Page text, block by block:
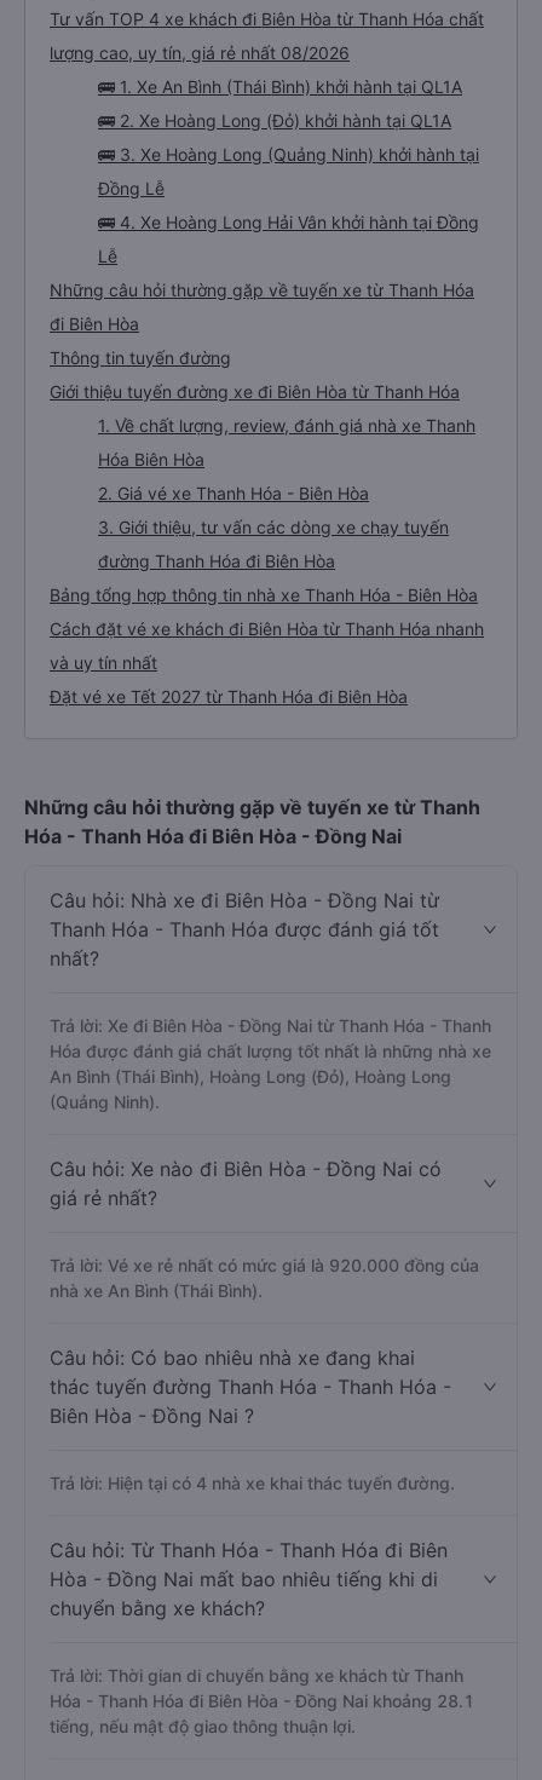
Tư vấn TOP 4 xe khách đi Biên Hòa từ Thanh Hóa chất
lượng cao, uy tín, giá rẻ nhất 08/2026
🚌 1. Xe An Bình (Thái Bình) khởi hành tại QL1A
🚌 2. Xe Hoàng Long (Đỏ) khởi hành tại QL1A
🚌 3. Xe Hoàng Long (Quảng Ninh) khởi hành tại
Đồng Lễ
🚌 4. Xe Hoàng Long Hải Vân khởi hành tại Đồng
Lễ
Những câu hỏi thường gặp về tuyến xe từ Thanh Hóa
đi Biên Hòa
Thông tin tuyến đường
Giới thiệu tuyến đường xe đi Biên Hòa từ Thanh Hóa
1. Về chất lượng, review, đánh giá nhà xe Thanh
Hóa Biên Hòa
2. Giá vé xe Thanh Hóa - Biên Hòa
3. Giới thiệu, tư vấn các dòng xe chạy tuyến
đường Thanh Hóa đi Biên Hòa
Bảng tổng hợp thông tin nhà xe Thanh Hóa - Biên Hòa
Cách đặt vé xe khách đi Biên Hòa từ Thanh Hóa nhanh
và uy tín nhất
Đặt vé xe Tết 2027 từ Thanh Hóa đi Biên Hòa
Những câu hỏi thường gặp về tuyến xe từ Thanh
Hóa - Thanh Hóa đi Biên Hòa - Đồng Nai
Câu hỏi: Nhà xe đi Biên Hòa - Đồng Nai từ
Thanh Hóa - Thanh Hóa được đánh giá tốt
nhất?
Trả lời: Xe đi Biên Hòa - Đồng Nai từ Thanh Hóa - Thanh
Hóa được đánh giá chất lượng tốt nhất là những nhà xe
An Bình (Thái Bình), Hoàng Long (Đỏ), Hoàng Long
(Quảng Ninh).
Câu hỏi: Xe nào đi Biên Hòa - Đồng Nai có
giá rẻ nhất?
Trả lời: Vé xe rẻ nhất có mức giá là 920.000 đồng của
nhà xe An Bình (Thái Bình).
Câu hỏi: Có bao nhiêu nhà xe đang khai
thác tuyến đường Thanh Hóa - Thanh Hóa -
Biên Hòa - Đồng Nai ?
Trả lời: Hiện tại có 4 nhà xe khai thác tuyến đường.
Câu hỏi: Từ Thanh Hóa - Thanh Hóa đi Biên
Hòa - Đồng Nai mất bao nhiêu tiếng khi di
chuyển bằng xe khách?
Trả lời: Thời gian di chuyển bằng xe khách từ Thanh
Hóa - Thanh Hóa đi Biên Hòa - Đồng Nai khoảng 28.1
tiếng, nếu mật độ giao thông thuận lợi.